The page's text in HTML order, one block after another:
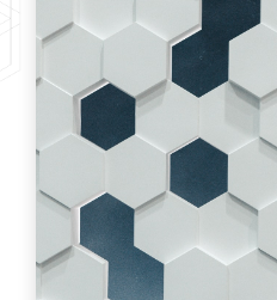
Lanzamientos